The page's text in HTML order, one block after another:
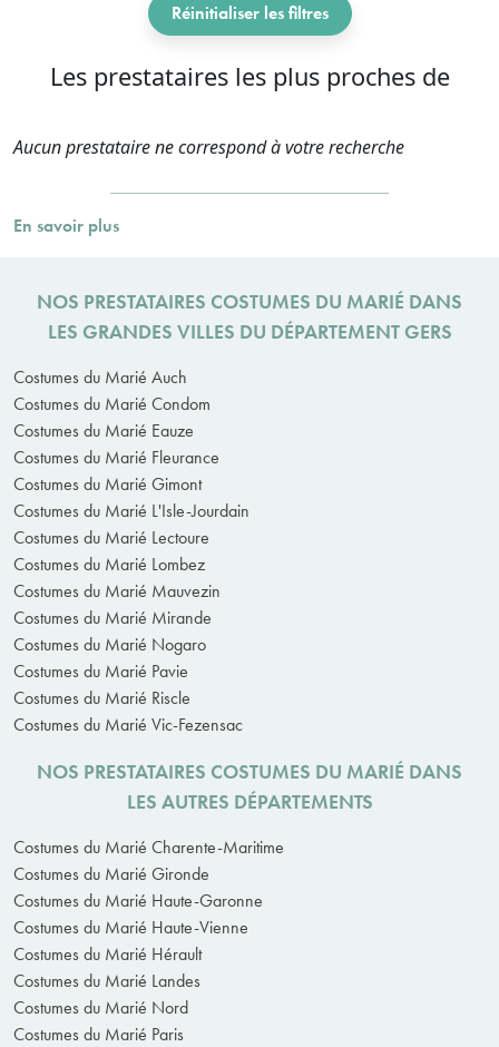
Réinitialiser les filtres
Les prestataires les plus proches de
Aucun prestataire ne correspond à votre recherche
En savoir plus
NOS PRESTATAIRES COSTUMES DU MARIÉ DANS
LES GRANDES VILLES DU DÉPARTEMENT GERS
Costumes du Marié Auch
Costumes du Marié Condom
Costumes du Marié Eauze
Costumes du Marié Fleurance
Costumes du Marié Gimont
Costumes du Marié L'Isle-Jourdain
Costumes du Marié Lectoure
Costumes du Marié Lombez
Costumes du Marié Mauvezin
Costumes du Marié Mirande
Costumes du Marié Nogaro
Costumes du Marié Pavie
Costumes du Marié Riscle
Costumes du Marié Vic-Fezensac
NOS PRESTATAIRES COSTUMES DU MARIÉ DANS
LES AUTRES DÉPARTEMENTS
Costumes du Marié Charente-Maritime
Costumes du Marié Gironde
Costumes du Marié Haute-Garonne
Costumes du Marié Haute-Vienne
Costumes du Marié Hérault
Costumes du Marié Landes
Costumes du Marié Nord
Costumes du Marié Paris